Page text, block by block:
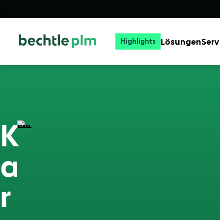
Highlights Lösungen
K
a
r